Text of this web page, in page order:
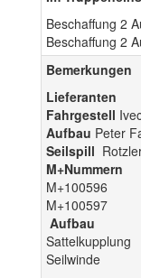
Beschaffung 2
Beschaffung 2
Bemerkungen
Lieferanten
Fahrgestell
Aufbau Peter
Seilspill
M+Nummern
M+100596
M+100597
Aufbau
Sattelkupplung
Seilwinde